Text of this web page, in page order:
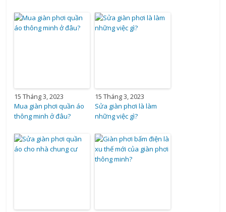
15 Tháng 3, 2023
Mua giàn phơi quần áo
thông minh ở đâu?
15 Tháng 3, 2023
Sửa giàn phơi là làm
những việc gì?